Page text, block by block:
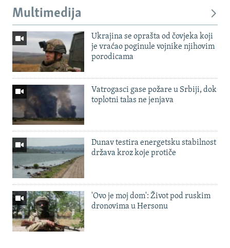
Multimedija
Ukrajina se oprašta od čovjeka koji
je vraćao poginule vojnike njihovim
porodicama
Vatrogasci gase požare u Srbiji, dok
toplotni talas ne jenjava
Dunav testira energetsku stabilnost
država kroz koje protiče
'Ovo je moj dom': Život pod ruskim
dronovima u Hersonu